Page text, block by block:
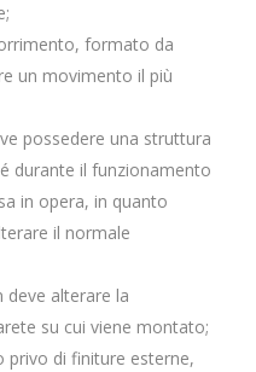
formato da
un movimento il più
possedere una struttura
durante il funzionamento
in opera, in quanto
il normale
alterare la
su cui viene montato;
privo di finiture esterne,